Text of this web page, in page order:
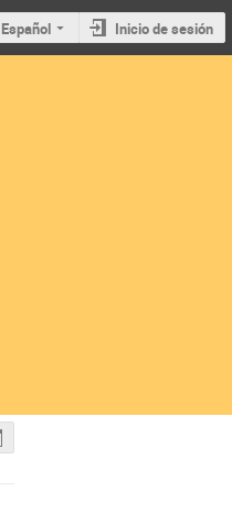
Español Inicio de sesión